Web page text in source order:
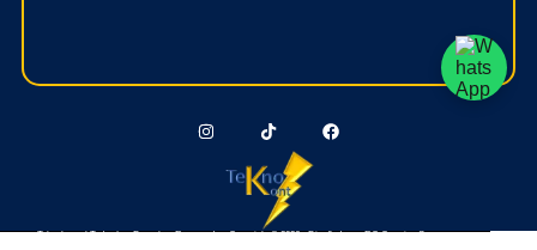
Teknokont.cl Todos Los Derechos Reservados. Copyright © 2026 - Diseñado por RC Creative Systems